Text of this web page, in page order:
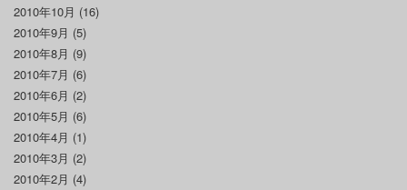
2010年10月 (16)
2010年9月 (5)
2010年8月 (9)
2010年7月 (6)
2010年6月 (2)
2010年5月 (6)
2010年4月 (1)
2010年3月 (2)
2010年2月 (4)